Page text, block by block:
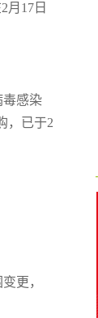
月17日
毒感染
，已于2
更，